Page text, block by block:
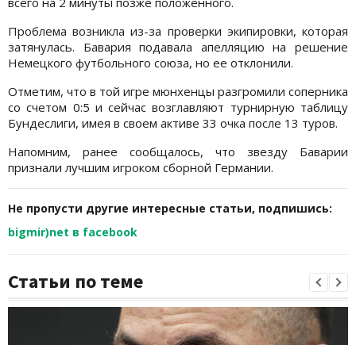
Проблема возникла из-за проверки экипировки, которая
затянулась. Бавария подавала апелляцию на решение
Немецкого футбольного союза, но ее отклонили.
Отметим, что в той игре мюнхенцы разгромили соперника
со счетом 0:5 и сейчас возглавляют турнирную таблицу
Бундеслиги, имея в своем активе 33 очка после 13 туров.
Напомним, ранее сообщалось, что звезду Баварии
признали лучшим игроком сборной Германии.
Не пропусти другие интересные статьи, подпишись:
bigmir)net в facebook
Статьи по теме